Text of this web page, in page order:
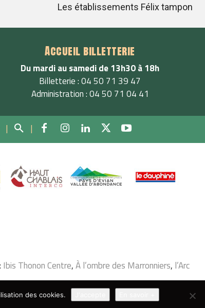
Les établissements Félix tampon
Accueil billetterie
Du mardi au samedi de 13h30 à 18h
Billetterie : 04 50 71 39 47
Administration : 04 50 71 04 41
| |
Ibis Thonon Centre,À l’ombre des Marronniers, l’Arc
des cookies.